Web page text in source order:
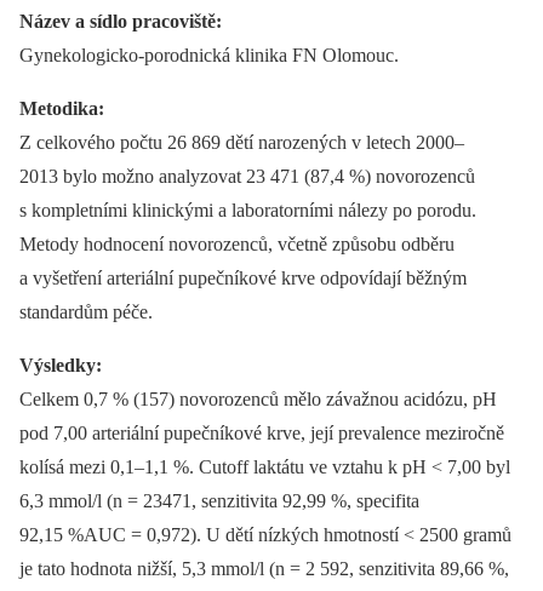
Název a sídlo pracoviště:
Gynekologicko-porodnická klinika FN Olomouc.
Metodika:
Z celkového počtu 26 869 dětí narozených v letech 2000–
2013 bylo možno analyzovat 23 471 (87,4 %) novorozenců
s kompletními klinickými a laboratorními nálezy po porodu.
Metody hodnocení novorozenců, včetně způsobu odběru
a vyšetření arteriální pupečníkové krve odpovídají běžným
standardům péče.
Výsledky:
Celkem 0,7 % (157) novorozenců mělo závažnou acidózu, pH
pod 7,00 arteriální pupečníkové krve, její prevalence meziročně
kolísá mezi 0,1–1,1 %. Cutoff laktátu ve vztahu k pH < 7,00 byl
6,3 mmol/l (n = 23471, senzitivita 92,99 %, specifita
92,15 %AUC = 0,972). U dětí nízkých hmotností < 2500 gramů
je tato hodnota nižší, 5,3 mmol/l (n = 2 592, senzitivita 89,66 %,